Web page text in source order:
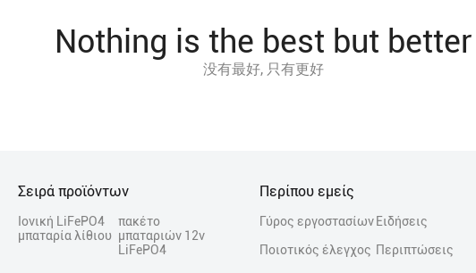
Nothing is the best but better
没有最好, 只有更好
Σειρά προϊόντων
Ιονική LiFePO4
μπαταρία λίθιου
πακέτο
μπαταριών 12v
LiFePO4
Περίπου εμείς
Γύρος εργοστασίων Ειδήσεις
Ποιοτικός έλεγχος Περιπτώσεις